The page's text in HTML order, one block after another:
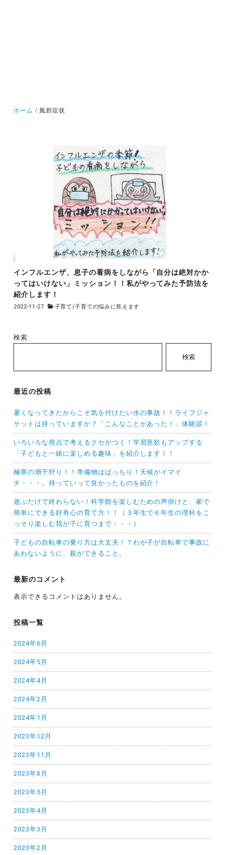
ホーム 風邪症状
インフルエンザ、息子の看病をしながら「自分は絶対かか
ってはいけない」ミッション！！私がやってみた予防法を
紹介します！
2022-11-27 子育て/子育ての悩みに答えます
検索
検索
最近の投稿
暑くなってきたからこそ気を付けたい水の事故！！ライフジャ
ケットは持っていますか？「こんなことがあった！」体験談！
いろいろな視点で考えるクセがつく！学習意欲もアップする
「子どもと一緒に楽しめる趣味」を紹介します！！
極寒の潮干狩り！！準備物はばっちり！天候がイマイ
チ・・・。持っていって良かったものを紹介！
遊ぶだけで終わらない！科学館を楽しむための声掛けと、家で
簡単にできる好奇心の育て方！！（３年生で６年生の理科をこ
っそり楽しむ我が子に育つまで・・・）
子どもの自転車の乗り方は大丈夫！？わが子が自転車で事故に
あわないように、親ができること。
最新のコメント
表示できるコメントはありません。
投稿一覧
2024年6月
2024年5月
2024年4月
2024年2月
2024年1月
2023年12月
2023年11月
2023年8月
2023年5月
2023年4月
2023年3月
2023年2月